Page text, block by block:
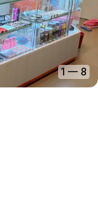
1 — 8